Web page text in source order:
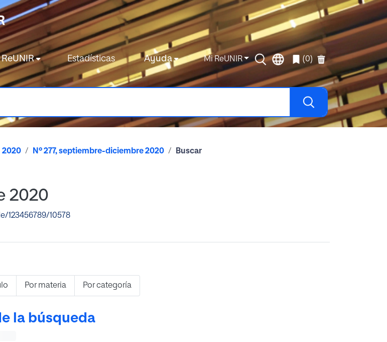
Estadísticas Ayuda Mi ReUNIR (0)
2020 Nº 277, septiembre-diciembre 2020 Buscar
2020
123456789/10578
Por materia Por categoría
la búsqueda